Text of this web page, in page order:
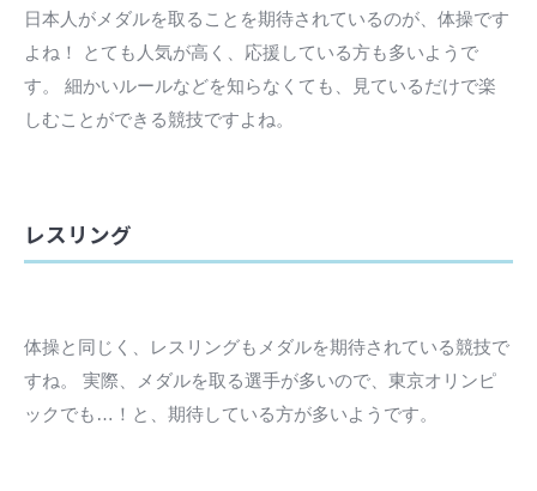
日本人がメダルを取ることを期待されているのが、体操です
よね！ とても人気が高く、応援している方も多いようで
す。 細かいルールなどを知らなくても、見ているだけで楽
しむことができる競技ですよね。
レスリング
体操と同じく、レスリングもメダルを期待されている競技で
すね。 実際、メダルを取る選手が多いので、東京オリンピ
ックでも…！と、期待している方が多いようです。